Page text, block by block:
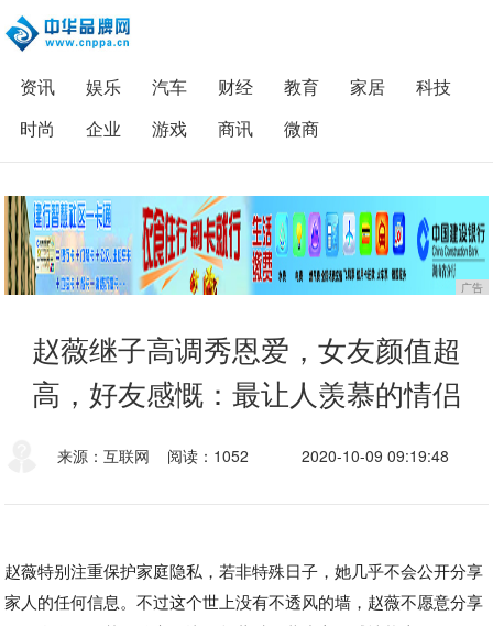
资讯 娱乐 汽车 财经 教育 家居
科技
时尚
企业 游戏 商讯 微商
广告
赵薇继子高调秀恩爱，女友颜值超
高，好友感慨：最让人羡慕的情侣
来源：互联网 阅读：1052 2020-10-09 09:19:48
赵薇特别注重保护家庭隐私，若非特殊日子，她几乎不会公开分享
家人的任何信息。不过这个世上没有不透风的墙，赵薇不愿意分享